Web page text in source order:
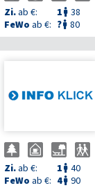
Zi.ab €: 1  38
FeWo ab €: ? 80
Zi.ab €: 1  40
FeWo ab €: 4 90